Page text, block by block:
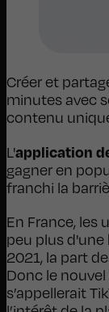
Créer et
minutes avec
contenu
L'application
gagner en
franchi la
En France, les
peu plus
2021, la part
Donc le
s’appellerait